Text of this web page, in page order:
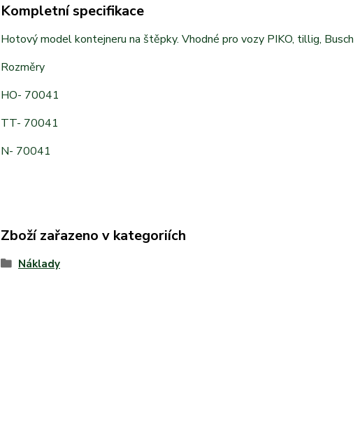
Kompletní specifikace
Hotový model kontejneru na štěpky. Vhodné pro vozy PIKO, tillig, Busch
Rozměry
HO- 70041
TT- 70041
N- 70041
Zboží zařazeno v kategoriích
Náklady